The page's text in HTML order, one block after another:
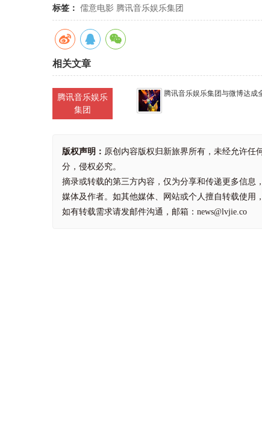
标签： 儒意电影 腾讯音乐娱乐集团
相关文章
腾讯音乐娱乐
集团
腾讯音乐娱乐集团与微博达成
版权声明： 原创内容版权归新旅界所有，未经允许任
分，侵权必究。
摘录或转载的第三方内容，仅为分享和传递更多信息
媒体及作者。如其他媒体、网站或个人擅自转载使用
如有转载需求请发邮件沟通，邮箱：news@lvjie.co